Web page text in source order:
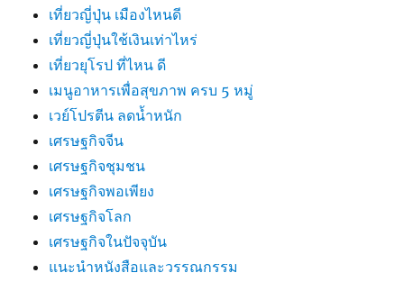
เที่ยวญี่ปุ่น เมืองไหนดี
เที่ยวญี่ปุ่นใช้เงินเท่าไหร่
เที่ยวยุโรป ที่ไหน ดี
เมนูอาหารเพื่อสุขภาพ ครบ 5 หมู่
เวย์โปรตีน ลดน้ำหนัก
เศรษฐกิจจีน
เศรษฐกิจชุมชน
เศรษฐกิจพอเพียง
เศรษฐกิจโลก
เศรษฐกิจในปัจจุบัน
แนะนำหนังสือและวรรณกรรม